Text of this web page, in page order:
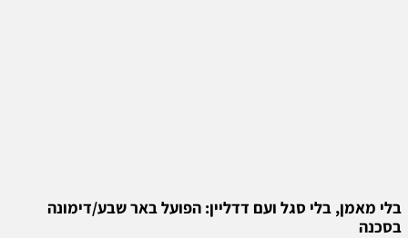
בלי מאמן, בלי סגל ועם דדליין: הפועל באר שבע/דימונה
בסכנה